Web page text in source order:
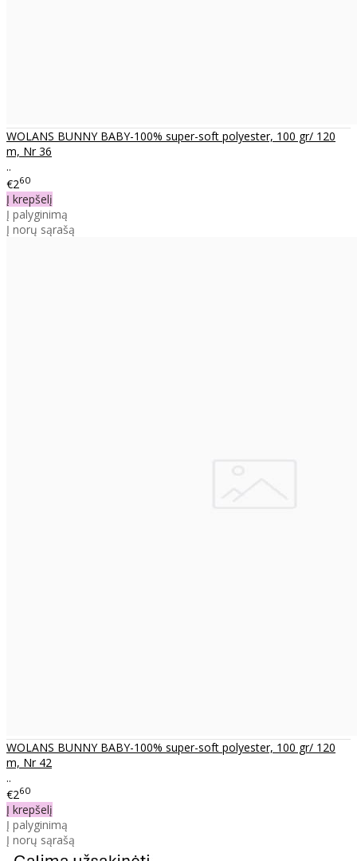
WOLANS BUNNY BABY-100% super-soft polyester, 100 gr/ 120
m, Nr 36
..
€260
Į krepšelį
Į palyginimą
Į norų sąrašą
WOLANS BUNNY BABY-100% super-soft polyester, 100 gr/ 120
m, Nr 42
..
€260
Į krepšelį
Į palyginimą
Į norų sąrašą